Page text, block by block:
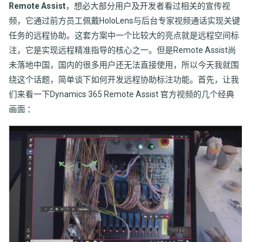
Remote Assist，想必大部分用户及开发者看过相关的宣传视
频，它通过前方员工佩戴HoloLens与后台专家视频通话实现关键
任务的远程协助。这套方案中一个比较大的亮点就是远程空间标
注，它是实现远程精准指导的核心之一。但是Remote Assist尚
未落地中国，国内的很多用户还无法直接使用，所以今天我就围
绕这个话题，简单谈下如何开发远程协助标注功能。首先，让我
们来看一下Dynamics 365 Remote Assist 官方视频的几个经典
画面 ：